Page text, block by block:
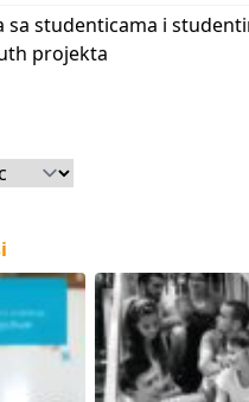
sa studenticama i
projekta